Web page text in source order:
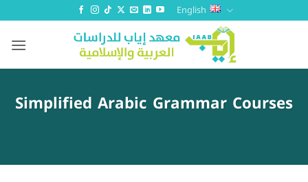
to
content
English
Simplified Arabic Grammar Courses